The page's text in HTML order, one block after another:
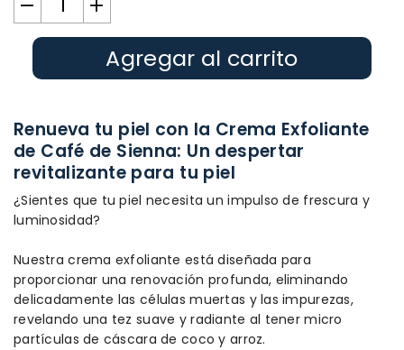
Agregar al carrito
Renueva tu piel con la Crema Exfoliante
de Café de Sienna: Un despertar
revitalizante para tu piel
¿Sientes que tu piel necesita un impulso de frescura y
luminosidad?
Nuestra crema exfoliante está diseñada para
proporcionar una renovación profunda, eliminando
delicadamente las células muertas y las impurezas,
revelando una tez suave y radiante al tener micro
partículas de cáscara de coco y arroz.